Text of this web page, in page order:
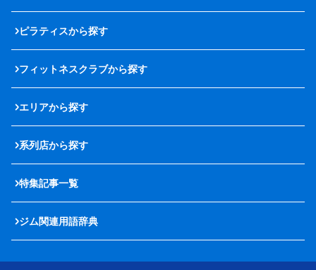
ピラティスから探す
フィットネスクラブから探す
エリアから探す
系列店から探す
特集記事一覧
ジム関連用語辞典